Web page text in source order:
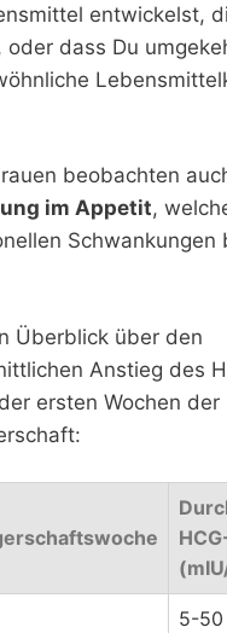
entwickelst,
oder dass Du
beobachten
im Appetit,
Schwankungen
Überblick über den
Anstieg des
ersten Wochen der
5-50